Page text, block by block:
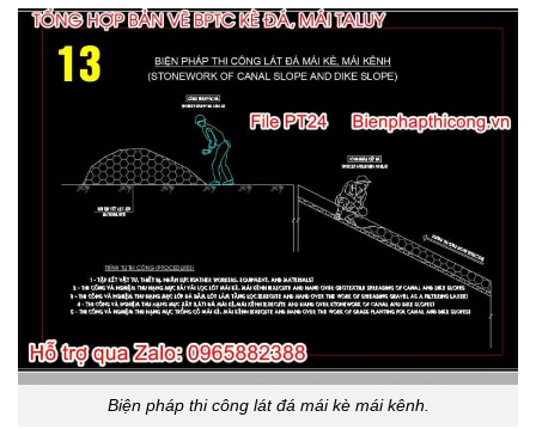
Biện pháp thi công lát đá mái kè mái kênh.